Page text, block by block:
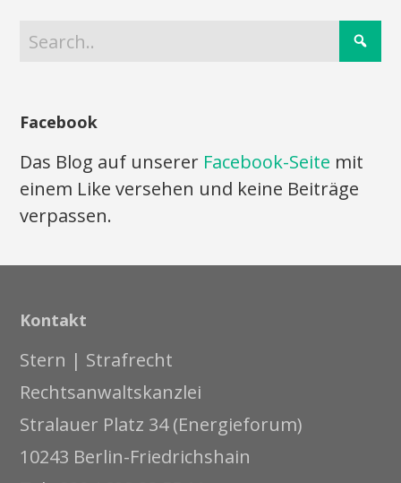
Facebook
Das Blog auf unserer Facebook-Seite mit
einem Like versehen und keine Beiträge
verpassen.
Kontakt
Stern | Strafrecht
Rechtsanwaltskanzlei
Stralauer Platz 34 (Energieforum)
10243 Berlin-Friedrichshain